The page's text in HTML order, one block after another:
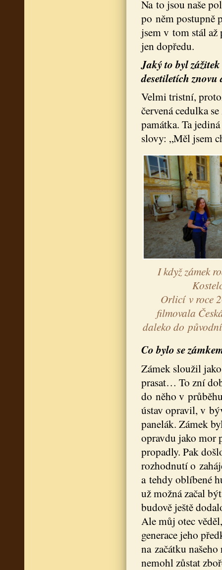
Na to jsou naše
po něm postupně
jsem v tom stál až
jen dopředu.
Jaký to byl
desetiletích
Velmi tristní,
červená cedulka
památka. Ta
slovy: „Měl jsem
I když zámek
Orlicí v roce
filmovala
daleko do
Co bylo se
Zámek sloužil
prasat… To zní
do něho v
ústav opravil, v
panelák. Zámek
opravdu jako mor
propadly. Pak
rozhodnutí o
a tehdy oblíbené
už možná začal
budově ještě
Ale můj otec
generace jeho
na začátku
nemohl zůstat